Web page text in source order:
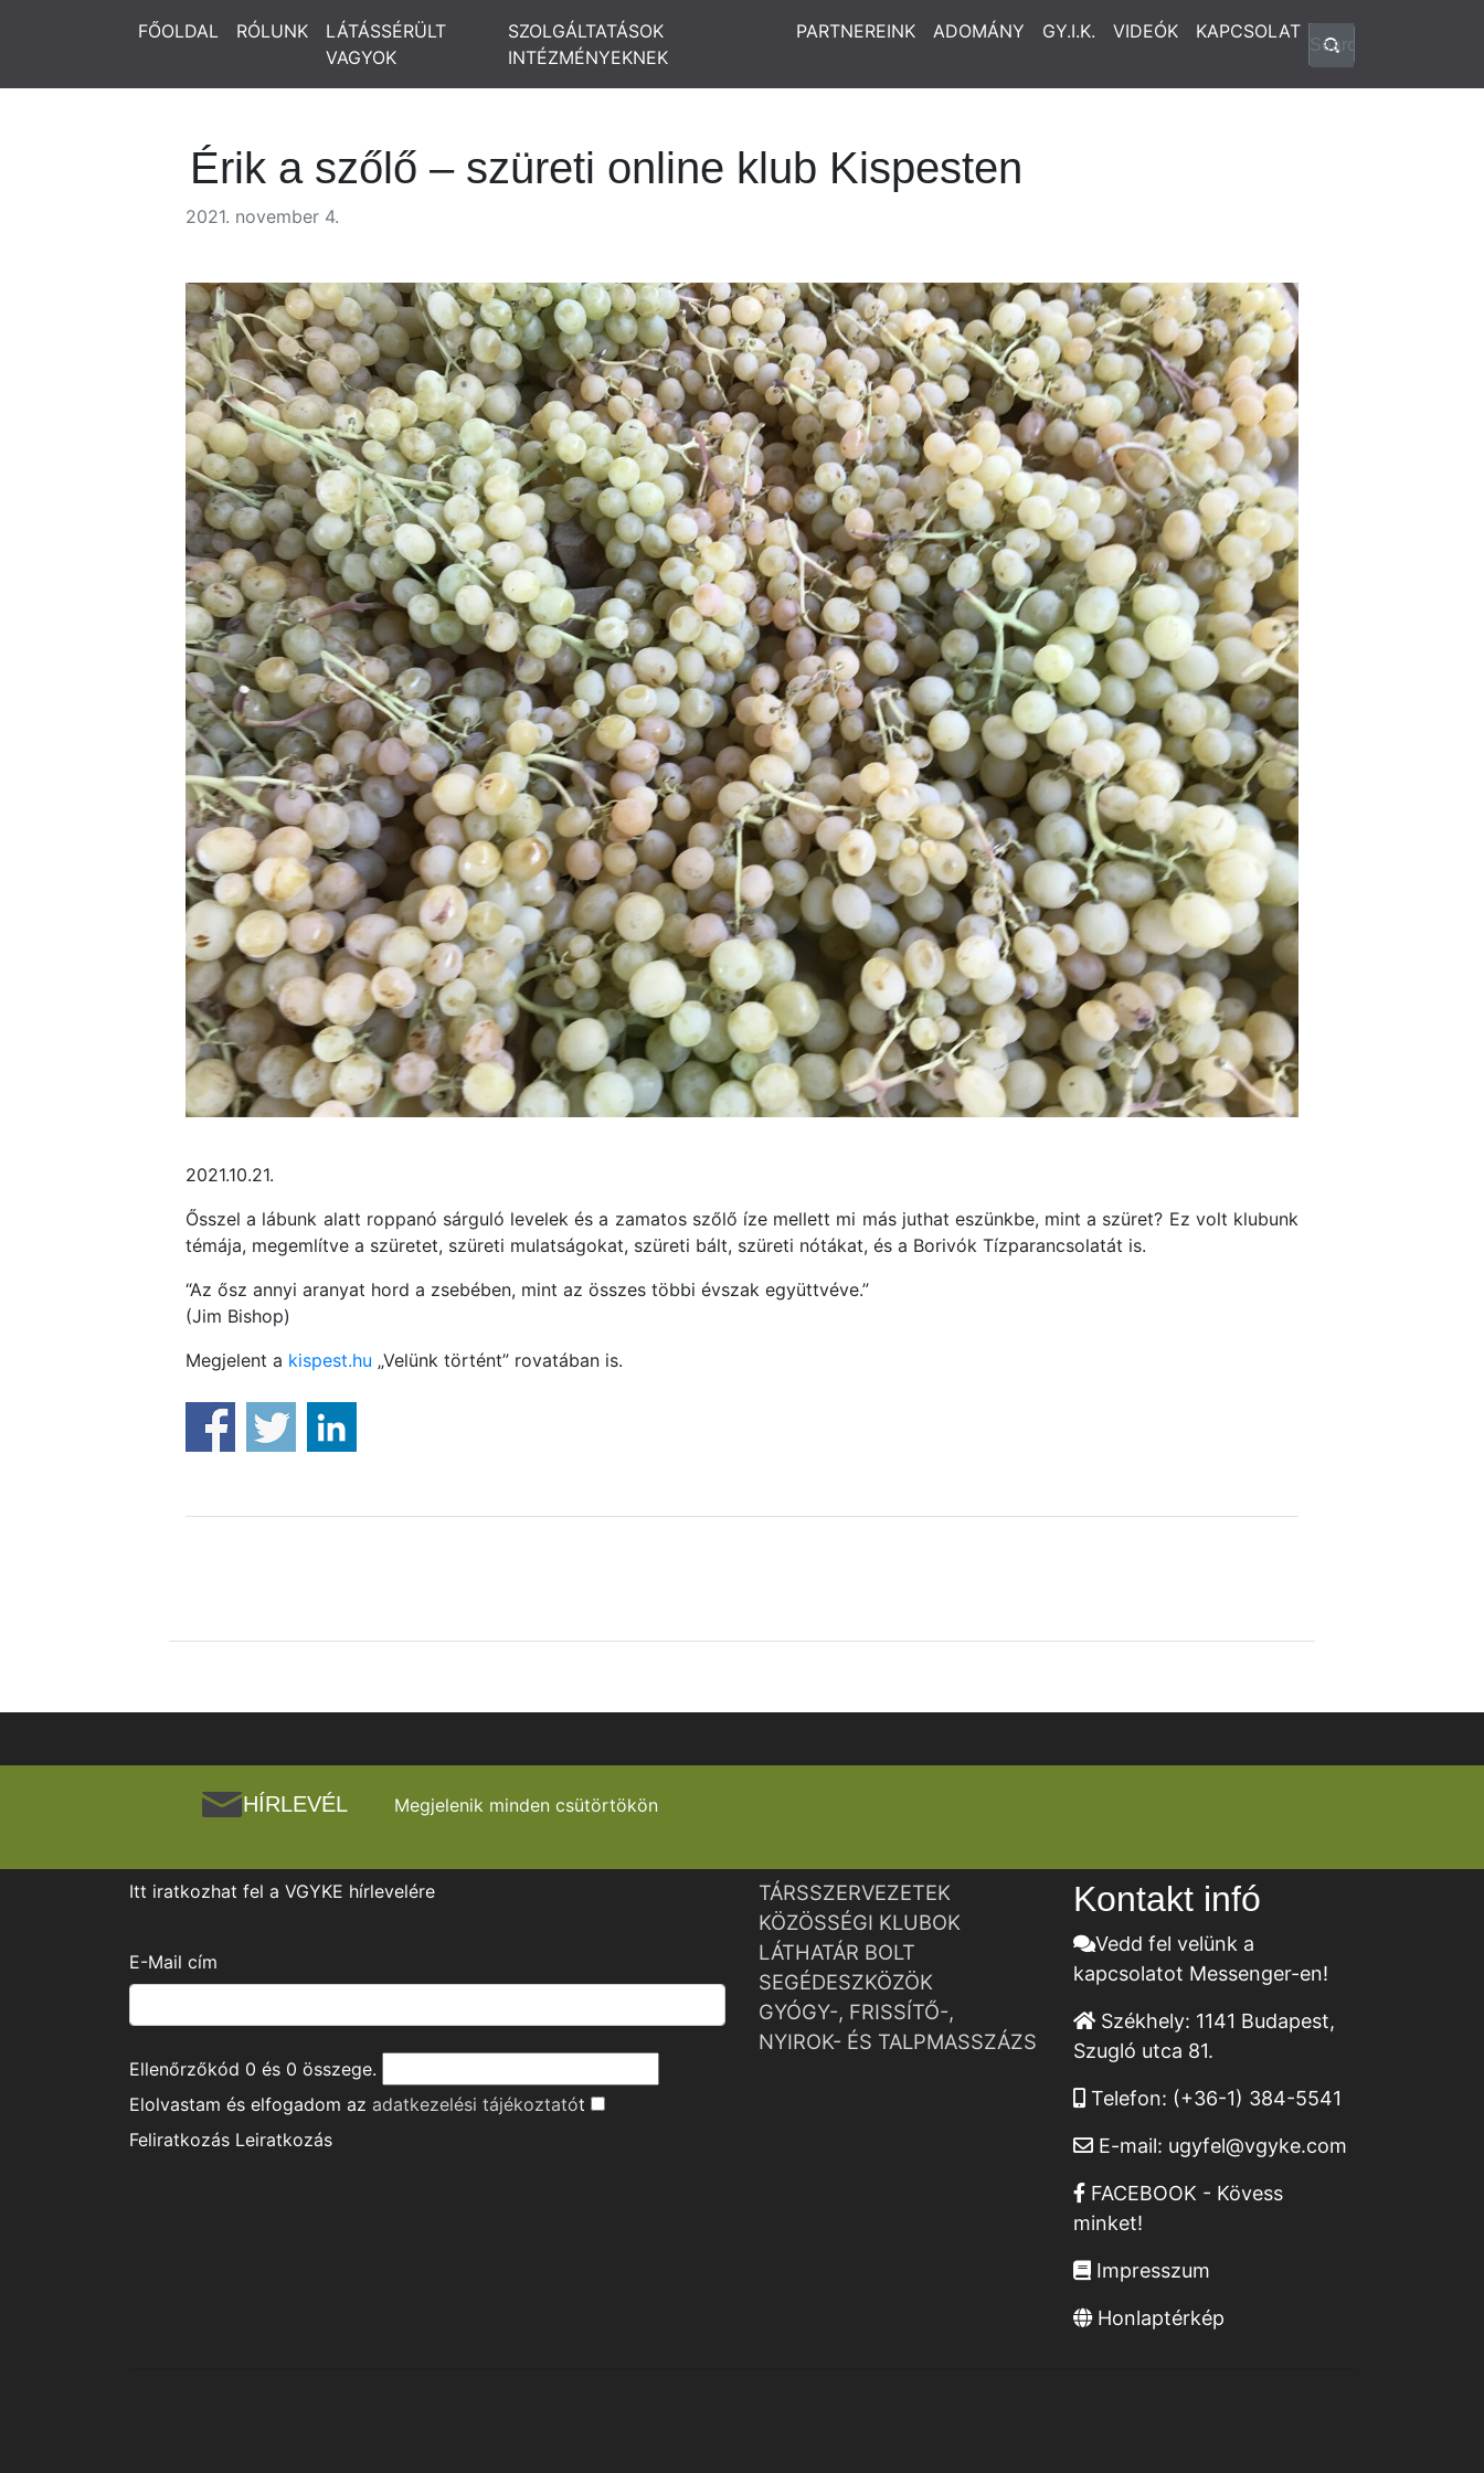
FŐOLDAL RÓLUNK
LÁTÁSSÉRÜLT
VAGYOK
SZOLGÁLTATÁSOK
INTÉZMÉNYEKNEK
PARTNEREINK ADOMÁNY GY.I.K. VIDEÓK KAPCSOLAT
Érik a szőlő – szüreti online klub Kispesten
2021. november 4.
2021.10.21.
Ősszel a lábunk alatt roppanó sárguló levelek és a zamatos szőlő íze mellett mi más juthat eszünkbe, mint a szüret? Ez volt klubunk
témája, megemlítve a szüretet, szüreti mulatságokat, szüreti bált, szüreti nótákat, és a Borivók Tízparancsolatát is.
“Az ősz annyi aranyat hord a zsebében, mint az összes többi évszak együttvéve.”
(Jim Bishop)
Megjelent a kispest.hu „Velünk történt” rovatában is.
HÍRLEVÉL Megjelenik minden csütörtökön
Itt iratkozhat fel a VGYKE hírlevelére
E-Mail cím
Ellenőrzőkód 0 és 0 összege.
Elolvastam és elfogadom az adatkezelési tájékoztatót
Feliratkozás Leiratkozás
TÁRSSZERVEZETEK
KÖZÖSSÉGI KLUBOK
LÁTHATÁR BOLT
SEGÉDESZKÖZÖK
GYÓGY-, FRISSÍTŐ-,
NYIROK- ÉS TALPMASSZÁZS
Kontakt infó
Vedd fel velünk a
kapcsolatot Messenger-en!
Székhely: 1141 Budapest,
Szugló utca 81.
Telefon: (+36-1) 384-5541
E-mail: ugyfel@vgyke.com
FACEBOOK - Kövess
minket!
Impresszum
Honlaptérkép